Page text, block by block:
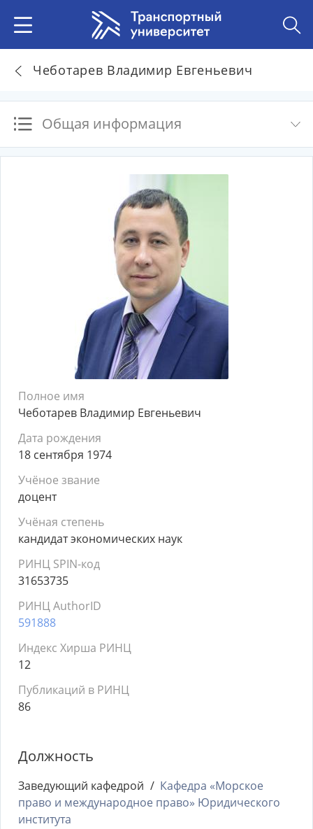
Чеботарев Владимир Евгеньевич
Общая информация
Полное имя
Чеботарев Владимир Евгеньевич
Дата рождения
18 сентября 1974
Учёное звание
доцент
Учёная степень
кандидат экономических наук
РИНЦ SPIN-код
31653735
РИНЦ AuthorID
591888
Индекс Хирша РИНЦ
12
Публикаций в РИНЦ
86
Должность
Заведующий кафедрой
Кафедра «Морское
право и международное право» Юридического
института